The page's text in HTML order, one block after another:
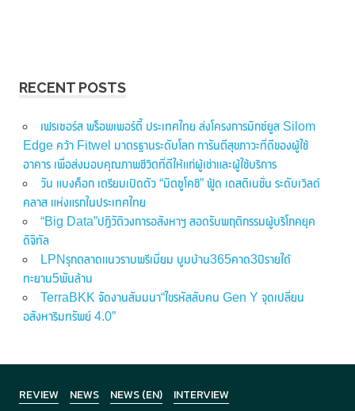
RECENT POSTS
เฟรเซอร์ส พร็อพเพอร์ตี้ ประเทศไทย ส่งโครงการมิกซ์ยูส Silom
Edge คว้า Fitwel มาตรฐานระดับโลก การันตีสุขภาวะที่ดีของผู้ใช้
อาคาร เพื่อส่งมอบคุณภาพชีวิตที่ดีให้แก่ผู้เช่าและผู้ใช้บริการ
วัน แบงค็อก เตรียมเปิดตัว “มิตซูโคชิ” ฟู้ด เดสติเนชั่น ระดับเวิลด์
คลาส แห่งแรกในประเทศไทย
“Big Data”ปฏิวัติวงการอสังหาฯ สอดรับพฤติกรรมผู้บริโภคยุค
ดิจิทัล
LPNรุกตลาดแนวราบพรีเมี่ยม บูมบ้าน365คาด3ปีรายได้
ทะยาน5พันล้าน
TerraBKK จัดงานสัมมนา“ไขรหัสลับคน Gen Y จุดเปลี่ยน
อสังหาริมทรัพย์ 4.0”
REVIEW NEWS NEWS (EN) INTERVIEW